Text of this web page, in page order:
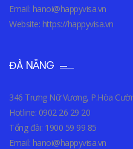
Email: hanoi@happyvisa.vn
Website: https://happyvisa.vn
ĐÀ NẴNG
346 Trưng Nữ Vương, P.Hòa
Hotline: 0902 26 29 20
Tổng đài: 1900 59 99 85
Email: hanoi@happyvisa.vn